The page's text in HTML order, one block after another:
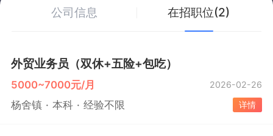
公司信息 在招职位(2)
外贸业务员（双休+五险+包吃）
5000~7000元/月 2026-02-26
杨舍镇 本科 经验不限 详情